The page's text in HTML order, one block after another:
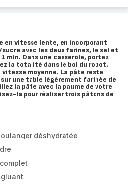
en vitesse lente, en incorporant
avec les deux farines, le sel et
min. Dans une casserole, portez
la totalité dans le bol du robot.
vitesse moyenne. La pâte reste
une table légèrement farinée de
la pâte avec la paume de votre
la pour réaliser trois pâtons de
déshydratée